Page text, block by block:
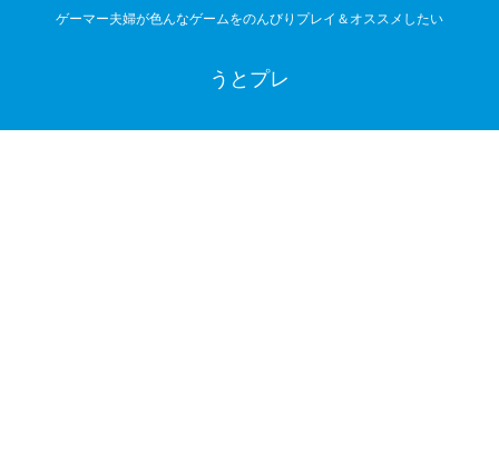
ゲーマー夫婦が色んなゲームをのんびりプレイ＆オススメしたい
うとプレ